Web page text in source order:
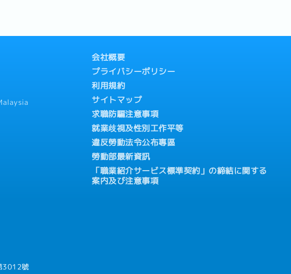
会社概要
プライバシーポリシー
利用規約
サイトマップ
求職防騙注意事項
就業歧視及性別工作平等
違反勞動法令公布專區
勞動部最新資訊
「職業紹介サービス標準契約」の締結に関する
案内及び注意事項
3012號